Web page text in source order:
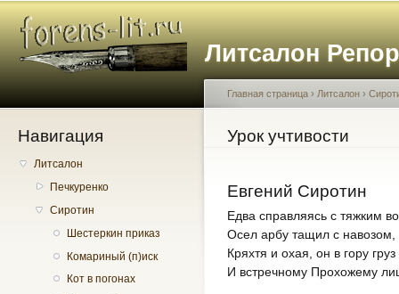
Литсалон
Навигация
Литсалон
Печкуренко
Сиротин
Шестеркин приказ
Комариный (п)иск
Кот в погонах
Вы здесь
Главная страница › Литсалон ›
Урок учтивости
Евгений Сиротин
Едва справляясь с тяжким
Осел арбу тащил с навозом,
Кряхтя и охая, он в гору груз
И встречному Прохожему